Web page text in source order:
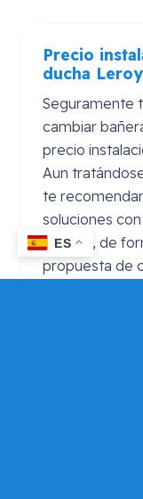
Precio
ducha Leroy
Seguramente
cambiar
precio
Aun
te
soluciones
marcas, de
propuesta de
ES